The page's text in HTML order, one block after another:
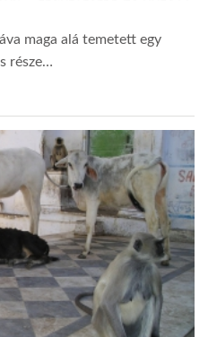
maga alá temetett egy
része…